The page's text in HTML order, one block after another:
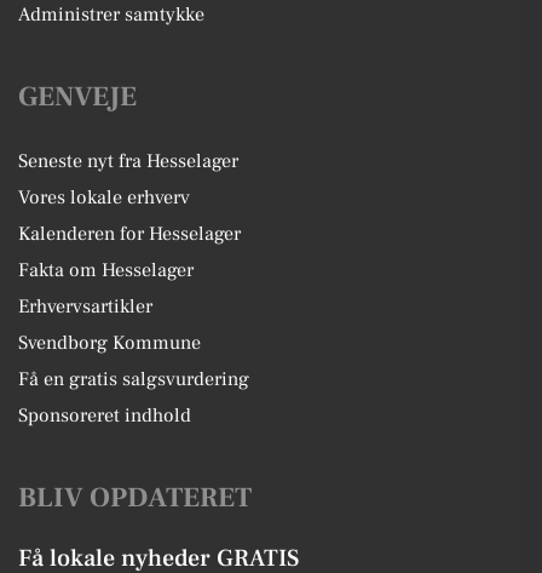
Administrer samtykke
GENVEJE
Seneste nyt fra Hesselager
Vores lokale erhverv
Kalenderen for Hesselager
Fakta om Hesselager
Erhvervsartikler
Svendborg Kommune
Få en gratis salgsvurdering
Sponsoreret indhold
BLIV OPDATERET
Få lokale nyheder GRATIS